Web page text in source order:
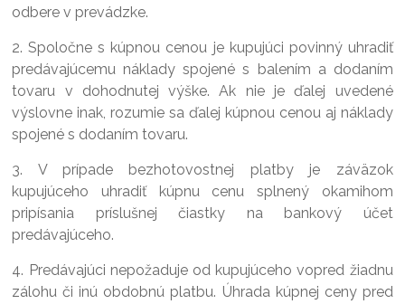
odbere v prevádzke.
2. Spoločne s kúpnou cenou je kupujúci povinný uhradiť
predávajúcemu náklady spojené s balením a dodaním
tovaru v dohodnutej výške. Ak nie je ďalej uvedené
výslovne inak, rozumie sa ďalej kúpnou cenou aj náklady
spojené s dodaním tovaru.
3. V prípade bezhotovostnej platby je záväzok
kupujúceho uhradiť kúpnu cenu splnený okamihom
pripísania príslušnej čiastky na bankový účet
predávajúceho.
4. Predávajúci nepožaduje od kupujúceho vopred žiadnu
zálohu či inú obdobnú platbu. Úhrada kúpnej ceny pred